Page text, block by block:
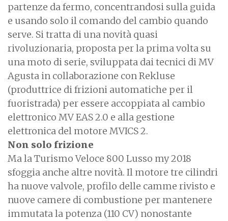
partenze da fermo, concentrandosi sulla guida
e usando solo il comando del cambio quando
serve. Si tratta di una novità quasi
rivoluzionaria, proposta per la prima volta su
una moto di serie, sviluppata dai tecnici di MV
Agusta in collaborazione con Rekluse
(produttrice di frizioni automatiche per il
fuoristrada) per essere accoppiata al cambio
elettronico MV EAS 2.0 e alla gestione
elettronica del motore MVICS 2.
Non solo frizione
Ma la Turismo Veloce 800 Lusso my 2018
sfoggia anche altre novità. Il motore tre cilindri
ha nuove valvole, profilo delle camme rivisto e
nuove camere di combustione per mantenere
immutata la potenza (110 CV) nonostante